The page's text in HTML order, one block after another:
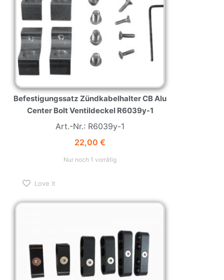
Befestigungssatz Zündkabelhalter CB Alu
Center Bolt Ventildeckel R6039y-1
Art.-Nr.: R6039y-1
22,00 €
Nur noch 1 vorrätig
Love it